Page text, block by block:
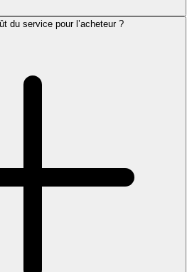
du service pour l’acheteur ?